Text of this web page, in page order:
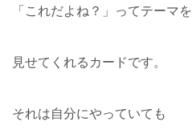
「これだよね？」ってテーマを
見せてくれるカードです。
それは自分にやっていても